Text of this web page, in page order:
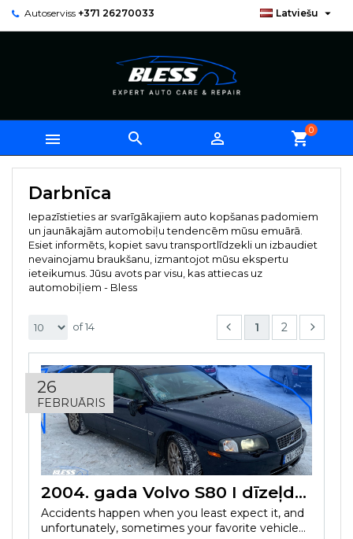
Autoserviss +371 26270033 Latviešu 
   shopping_cart0
Darbnīca
Iepazīstieties ar svarīgākajiem auto kopšanas padomiem
un jaunākajām automobiļu tendencēm mūsu emuārā.
Esiet informēts, kopiet savu transportlīdzekli un izbaudiet
nevainojamu braukšanu, izmantojot mūsu ekspertu
ieteikumus. Jūsu avots par visu, kas attiecas uz
automobiļiem - Bless
of 14 1 2
26
FEBRUĀRIS
2004. gada Volvo S80 I dīzeļdzinēja atgūšana pēc negadījuma
Accidents happen when you least expect it, and
unfortunately, sometimes your favorite vehicle...